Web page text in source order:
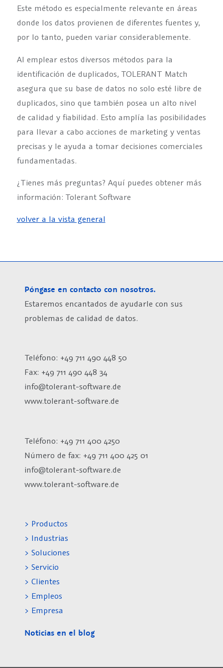
Este método es especialmente relevante en áreas
donde los datos provienen de diferentes fuentes y,
por lo tanto, pueden variar considerablemente.
Al emplear estos diversos métodos para la
identificación de duplicados, TOLERANT Match
asegura que su base de datos no solo esté libre de
duplicados, sino que también posea un alto nivel
de calidad y fiabilidad. Esto amplía las posibilidades
para llevar a cabo acciones de marketing y ventas
precisas y le ayuda a tomar decisiones comerciales
fundamentadas.
¿Tienes más preguntas? Aquí puedes obtener más
información: Tolerant Software
volver a la vista general
Póngase en contacto con nosotros.
Estaremos encantados de ayudarle con sus
problemas de calidad de datos.
Teléfono: +49 711 490 448 50
Fax: +49 711 490 448 34
info@tolerant-software.de
www.tolerant-software.de
Teléfono: +49 711 400 4250
Número de fax: +49 711 400 425 01
info@tolerant-software.de
www.tolerant-software.de
> Productos
> Industrias
> Soluciones
> Servicio
> Clientes
> Empleos
> Empresa
Noticias en el blog